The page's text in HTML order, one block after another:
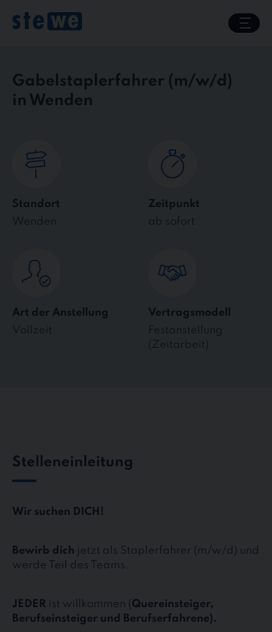
content
Gabelstaplerfahrer
in Wenden
Standort
Wenden
Zeitpunkt
ab sofort
Art der Anstellung
Vollzeit
Vertragsmodell
Festanstellung
(Zeitarbeit)
Stelleneinleitung
Wir suchen DICH!
Bewirb dich jetzt als Staplerfahrer (m/w/d) und
werde Teil des Teams.
JEDER ist willkommen (Quereinsteiger,
Berufseinsteiger und Berufserfahrene).